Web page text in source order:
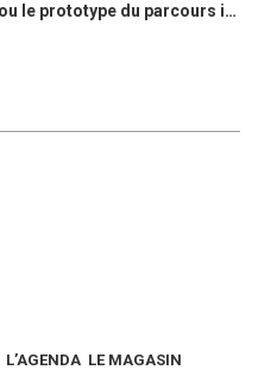
TIFF 2025/ « Christy » ou le prototype du parcours initiatique
L’AGENDA LE MAGASIN